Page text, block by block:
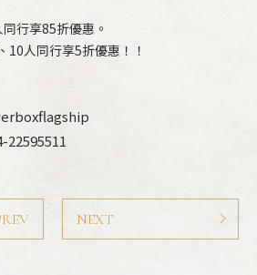
行享85折優惠。
10人同行享5折優惠！！
22595511
NEXT